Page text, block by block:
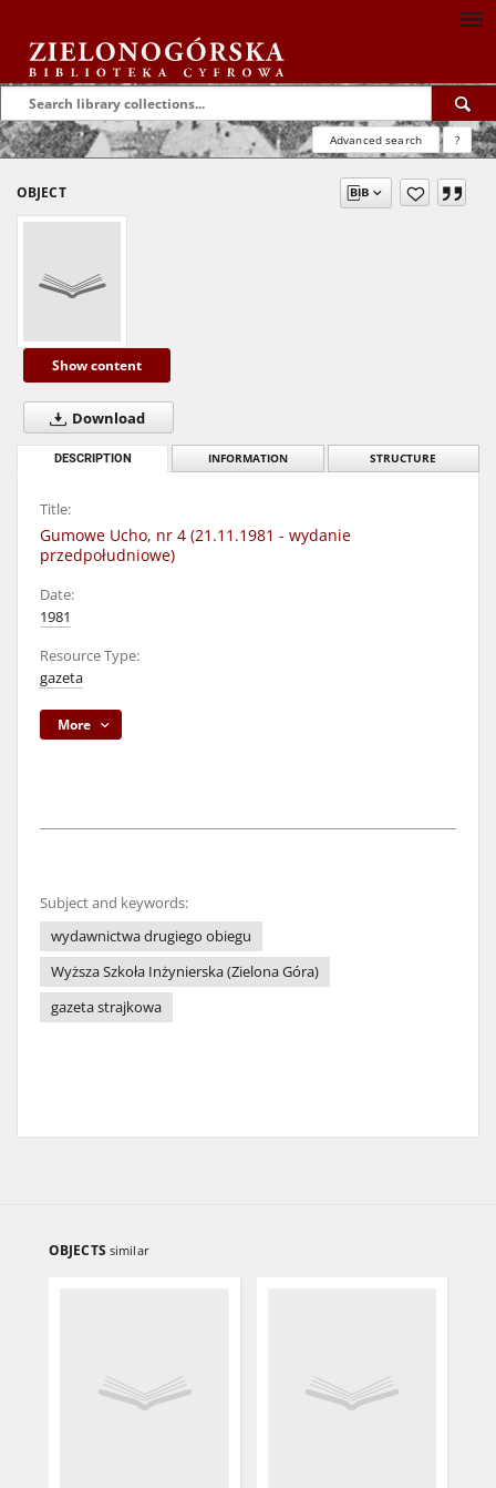
Advanced search ?
OBJECT
Show content
Download
DESCRIPTION INFORMATION STRUCTURE
Title:
Gumowe Ucho, nr 4 (21.11.1981 - wydanie
przedpołudniowe)
Date:
1981
Resource Type:
gazeta
More
Subject and keywords:
wydawnictwa drugiego obiegu
Wyższa Szkoła Inżynierska (Zielona Góra)
gazeta strajkowa
OBJECTS similar